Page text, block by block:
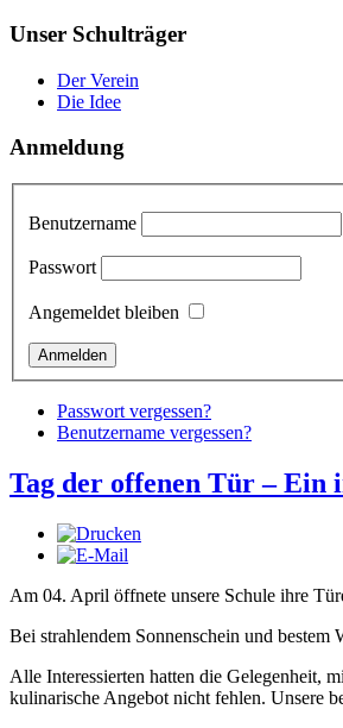
Unser Schulträger
Der Verein
Die Idee
Anmeldung
Benutzername
Passwort
Angemeldet bleiben
Passwort vergessen?
Benutzername vergessen?
Tag der offenen Tür – Ein
Am 04. April öffnete unsere Schule ihre
Bei strahlendem Sonnenschein und
Alle Interessierten hatten die Gelegenheit,
kulinarische Angebot nicht fehlen. Unsere